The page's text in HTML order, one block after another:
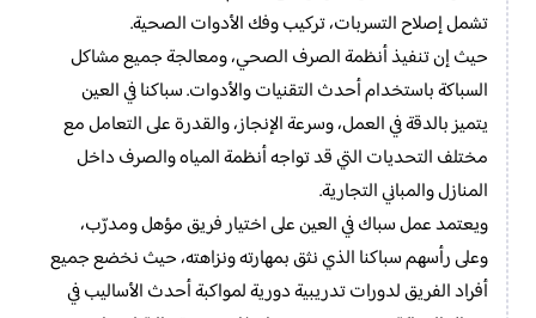
تشمل إصلاح التسربات، تركيب وفك الأدوات الصحية.
حيث إن تنفيذ أنظمة الصرف الصحي، ومعالجة جميع مشاكل
السباكة باستخدام أحدث التقنيات والأدوات. سباكنا في العين
يتميز بالدقة في العمل، وسرعة الإنجاز، والقدرة على التعامل مع
مختلف التحديات التي قد تواجه أنظمة المياه والصرف داخل
المنازل والمباني التجارية.
ويعتمد عمل سباك في العين على اختيار فريق مؤهل ومدرّب،
وعلى رأسهم سباكنا الذي نثق بمهارته ونزاهته، حيث نخضع جميع
أفراد الفريق لدورات تدريبية دورية لمواكبة أحدث الأساليب في